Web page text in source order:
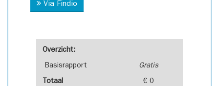
Overzicht:
Basisrapport Gratis
Totaal € 0
Via Findio